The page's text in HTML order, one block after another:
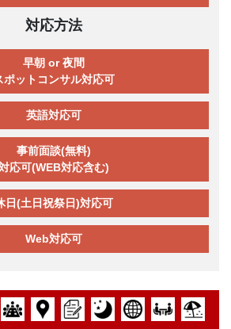
対応方法
早朝 or 夜間
ポットコンサル対応可
英語対応可
事前面談(無料)
応可(WEB対応含む)
日(土日祝祭日)対応可
Web対応可